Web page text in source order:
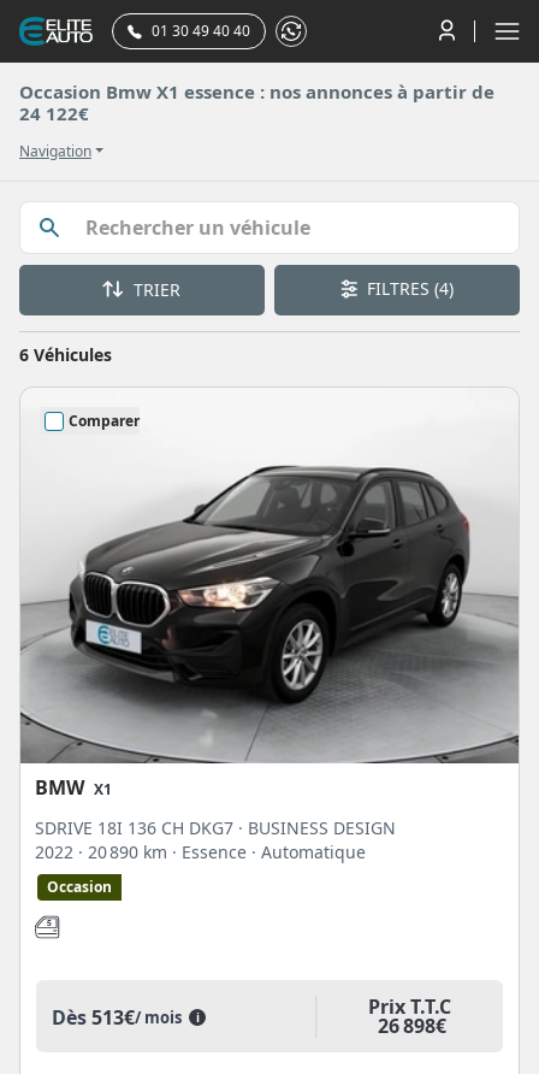
01 30 49 40 40
Occasion Bmw X1 essence : nos annonces à partir de
24 122€
Navigation
TRIER FILTRES(4)
6 Véhicules
Comparer
BMW X1
SDRIVE 18I 136 CH DKG7 · BUSINESS DESIGN
2022 · 20 890 km · Essence · Automatique
Occasion
Dès513€/ mois i Prix T.T.C
26 898€